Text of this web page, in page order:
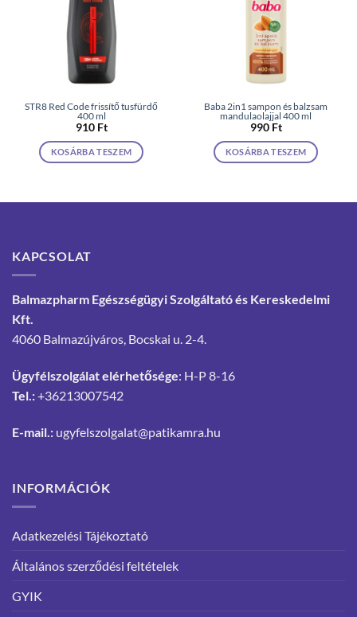
STR8 Red Code frissítő tusfürdő
400 ml
910 Ft
KOSÁRBA TESZEM
Baba 2in1 sampon és balzsam
mandulaolajjal 400 ml
990 Ft
KOSÁRBA TESZEM
KAPCSOLAT
Balmazpharm Egészségügyi Szolgáltató és Kereskedelmi
Kft.
4060 Balmazújváros, Bocskai u. 2-4.
Ügyfélszolgálat elérhetősége: H-P 8-16
Tel.:+36213007542
E-mail.: ugyfelszolgalat@patikamra.hu
INFORMÁCIÓK
Adatkezelési Tájékoztató
Általános szerződési feltételek
GYIK